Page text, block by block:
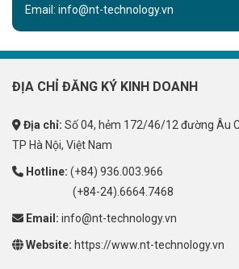
Email: info@nt-technology.vn
ĐỊA CHỈ ĐĂNG KÝ KINH DOANH
Địa chỉ: Số 04, hẻm 172/46/12 đường Âu
TP Hà Nội, Việt Nam
Hotline: (+84) 936.003.966
(+84-24).6664.7468
Email: info@nt-technology.vn
Website: https://www.nt-technology.vn